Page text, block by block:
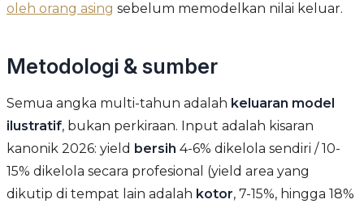
oleh orang asing sebelum memodelkan nilai keluar.
Metodologi & sumber
Semua angka multi-tahun adalah keluaran model
ilustratif, bukan perkiraan. Input adalah kisaran
kanonik 2026: yield bersih 4-6% dikelola sendiri / 10-
15% dikelola secara profesional (yield area yang
dikutip di tempat lain adalah kotor, 7-15%, hingga 18%